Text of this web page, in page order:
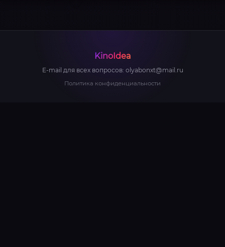
KinoIdea
E-mail для всех вопросов: olyabonxt@mail.ru
Политика конфиденциальности